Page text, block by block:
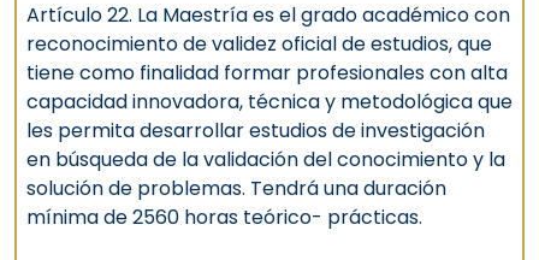
Artículo 22. La Maestría es el grado académico con
reconocimiento de validez oficial de estudios, que
tiene como finalidad formar profesionales con alta
capacidad innovadora, técnica y metodológica que
les permita desarrollar estudios de investigación
en búsqueda de la validación del conocimiento y la
solución de problemas. Tendrá una duración
mínima de 2560 horas teórico- prácticas.